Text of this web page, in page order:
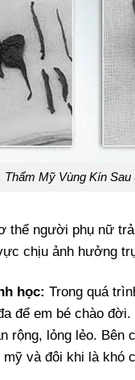
Thẩm Mỹ Vùng Kín
thể người phụ nữ
chịu ảnh hưởng
học: Trong quá
để em bé chào
rộng, lỏng lẻo. Bên
và đôi khi là khó